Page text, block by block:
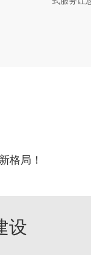
格局！
设